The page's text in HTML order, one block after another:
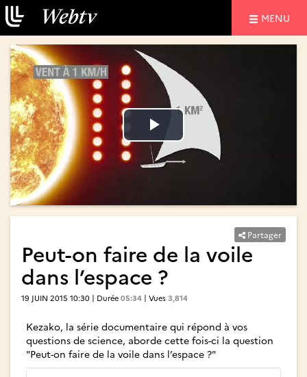
MENU
Lire
la
vidéo
Lire
la
vidéo
Partager
Peut-on faire de la voile
dans l’espace ?
19 JUIN 2015 10:30 | Durée 05:34 | Vues 3,814
Kezako, la série documentaire qui répond à vos
questions de science, aborde cette fois-ci la question
"Peut-on faire de la voile dans l’espace ?"